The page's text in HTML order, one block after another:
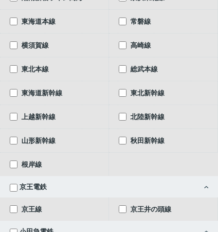
東海道本線 常磐線
横須賀線 高崎線
東北本線 総武本線
東海道新幹線 東北新幹線
上越新幹線 北陸新幹線
山形新幹線 秋田新幹線
根岸線
京王電鉄
京王線 京王井の頭線